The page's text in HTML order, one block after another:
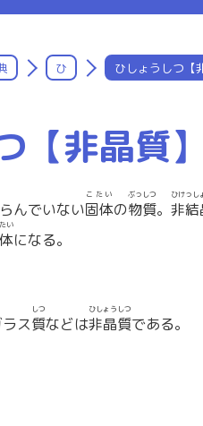
ひ ひしょうしつ【
【非晶質】
んでいない固体
こたい
の物質
ぶっしつ
。 非
ひけっし
い
になる。
ス質
しつ
などは非晶質
ひしょうしつ
である。